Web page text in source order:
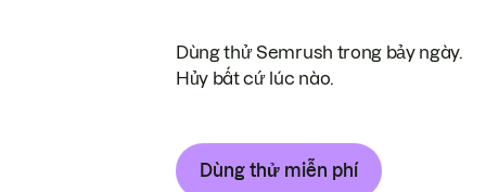
Dùng thử Semrush trong bảy ngày.
Hủy bất cứ lúc nào.
Dùng thử miễn phí